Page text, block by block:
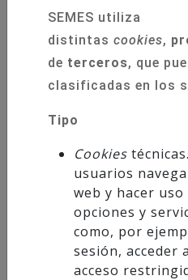
24 Congreso
Andalucía
Eventos
SEMES utiliza
distintas cookies,
de terceros, que
clasificadas en los
Tipo
Cookies
usuarios
web y hacer
opciones y
como, por
sesión, acceder
acceso